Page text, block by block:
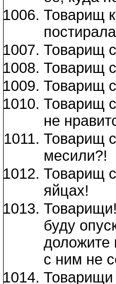
Товарищ
Товарищ
Товарищ
Товарищ
Товарищ
не
Товарищ
месили?!
Товарищ
яйцах!
буду
доложите
с ним не
Товарищи